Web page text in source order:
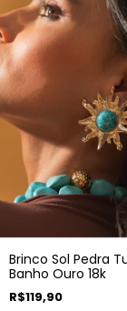
Brinco Sol Pedra
Banho Ouro 18k
R$119,90